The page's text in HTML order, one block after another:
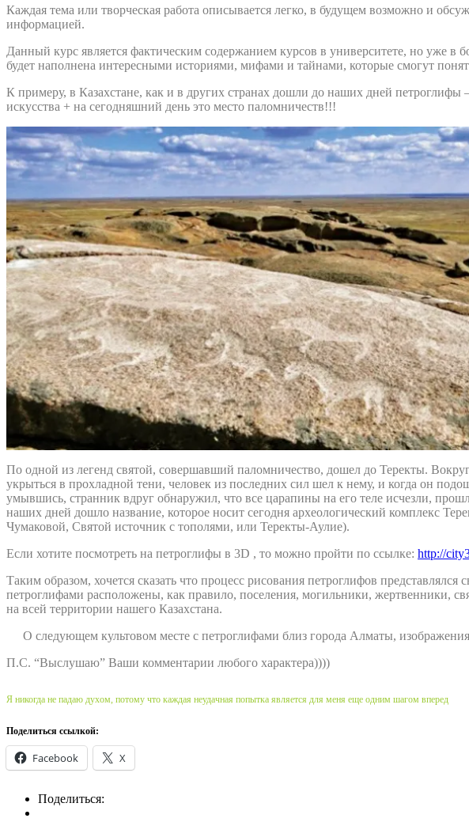
Каждая тема или творческая работа описывается легко, в будущем возможно и
информацией.
Данный курс является фактическим содержанием курсов в университете, но уже
будет наполнена интересными историями, мифами и тайнами, которые смогут
К примеру, в Казахстане, как и в других странах дошли до наших дней
искусства + на сегодняшний день это место паломничеств!!!
По одной из легенд святой, совершавший паломничество, дошел до Теректы.
укрыться в прохладной тени, человек из последних сил шел к нему, и когда он
умывшись, странник вдруг обнаружил, что все царапины на его теле исчезли,
наших дней дошло название, которое носит сегодня археологический комплекс
Чумаковой, Святой источник с тополями, или Теректы-Аулие).
Если хотите посмотреть на петроглифы в 3D , то можно пройти по ссылке: http://
Таким образом, хочется сказать что процесс рисования петроглифов
петроглифами расположены, как правило, поселения, могильники, жертвенники,
на всей территории нашего Казахстана.
О следующем культовом месте с петроглифами близ города Алматы,
П.С. “Выслушаю” Ваши комментарии любого характера))))
Я никогда не падаю духом, потому что каждая неудачная попытка является для меня еще одним шагом вперед
Поделиться ссылкой:
Facebook X
Поделиться: